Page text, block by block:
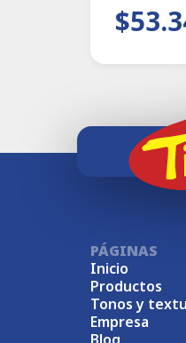
PÁGINAS
Inicio
Productos
Tonos y
Empresa